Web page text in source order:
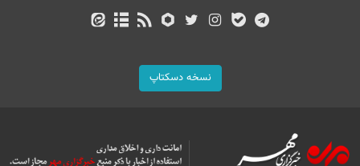
نسخه دسکتاپ